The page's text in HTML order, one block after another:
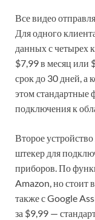
Все видео
Для одного
данных с четырех
$7,99 в месяц или
срок до 30 дней, а
этом стандартные
подключения к
Второе
штекер для
приборов. По
Amazon, но стоит
также с Google
за $9,99 —